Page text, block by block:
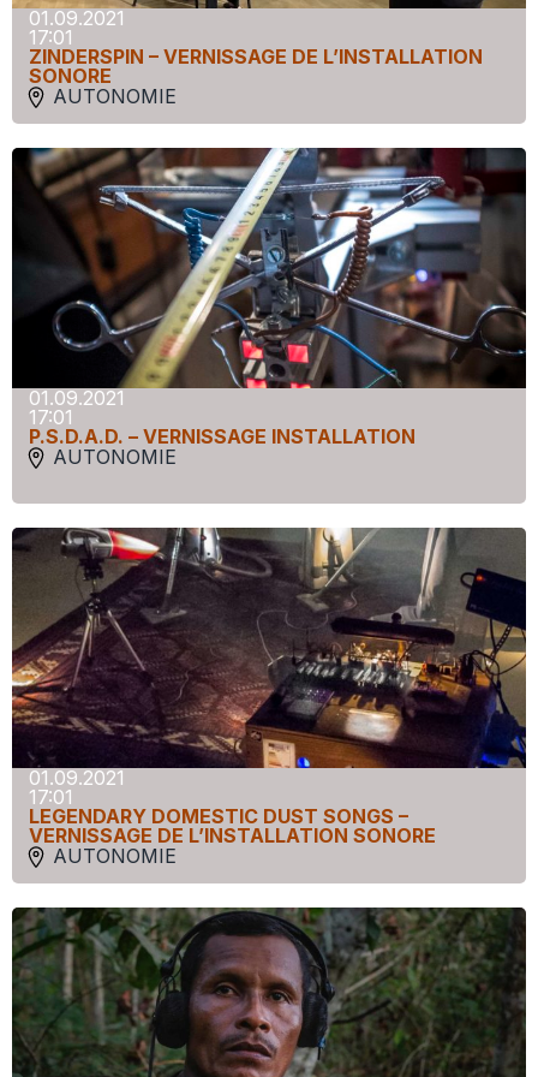
01.09.2021
17:01
ZINDERSPIN – VERNISSAGE DE L’INSTALLATION
SONORE
AUTONOMIE
01.09.2021
17:01
P.S.D.A.D. – VERNISSAGE INSTALLATION
AUTONOMIE
01.09.2021
17:01
LEGENDARY DOMESTIC DUST SONGS –
VERNISSAGE DE L’INSTALLATION SONORE
AUTONOMIE